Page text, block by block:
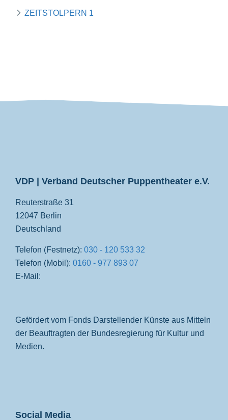
ZEITSTOLPERN 1
VDP | Verband Deutscher Puppentheater e.V.
Reuterstraße 31
12047 Berlin
Deutschland
Telefon (Festnetz): 030 - 120 533 32
Telefon (Mobil): 0160 - 977 893 07
E-Mail:
Gefördert vom Fonds Darstellender Künste aus Mitteln
der Beauftragten der Bundesregierung für Kultur und
Medien.
Social Media